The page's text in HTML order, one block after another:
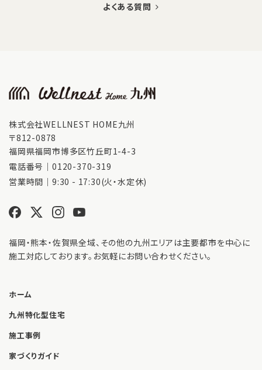
よくある質問
株式会社WELLNEST HOME九州
〒812-0878
福岡県福岡市博多区竹丘町1-4-3
電話番号｜ 0120-370-319
営業時間｜9:30 - 17:30(火・水定休)
福岡・熊本・佐賀県全域、その他の九州エリアは主要都市を中心に
施工対応しております。お気軽にお問い合わせください。
ホーム
九州特化型住宅
施工事例
家づくりガイド